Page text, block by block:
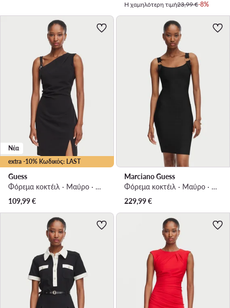
Η χαμηλότερη τιμή23,99 €-8%
extra -10% Κωδικός: LAST
Νέα
Guess
Φόρεμα κοκτέιλ · Μαύρο · Mini
109,99€
Marciano Guess
Φόρεμα κοκτέιλ · Μαύρο · Mini
229,99€